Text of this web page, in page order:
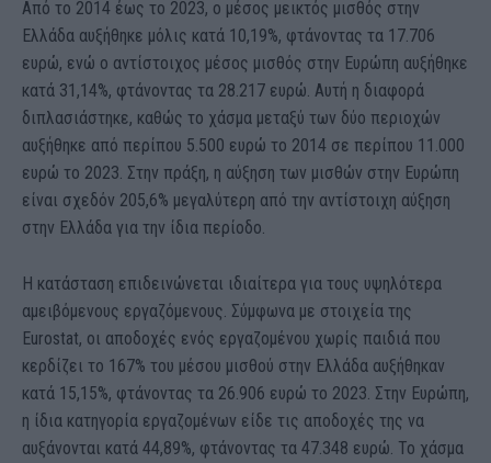
Από το 2014 έως το 2023, ο μέσος μεικτός μισθός στην
Ελλάδα αυξήθηκε μόλις κατά 10,19%, φτάνοντας τα 17.706
ευρώ, ενώ ο αντίστοιχος μέσος μισθός στην Ευρώπη αυξήθηκε
κατά 31,14%, φτάνοντας τα 28.217 ευρώ. Αυτή η διαφορά
διπλασιάστηκε, καθώς το χάσμα μεταξύ των δύο περιοχών
αυξήθηκε από περίπου 5.500 ευρώ το 2014 σε περίπου 11.000
ευρώ το 2023. Στην πράξη, η αύξηση των μισθών στην Ευρώπη
είναι σχεδόν 205,6% μεγαλύτερη από την αντίστοιχη αύξηση
στην Ελλάδα για την ίδια περίοδο.
Η κατάσταση επιδεινώνεται ιδιαίτερα για τους υψηλότερα
αμειβόμενους εργαζόμενους. Σύμφωνα με στοιχεία της
Eurostat, οι αποδοχές ενός εργαζομένου χωρίς παιδιά που
κερδίζει το 167% του μέσου μισθού στην Ελλάδα αυξήθηκαν
κατά 15,15%, φτάνοντας τα 26.906 ευρώ το 2023. Στην Ευρώπη,
η ίδια κατηγορία εργαζομένων είδε τις αποδοχές της να
αυξάνονται κατά 44,89%, φτάνοντας τα 47.348 ευρώ. Το χάσμα